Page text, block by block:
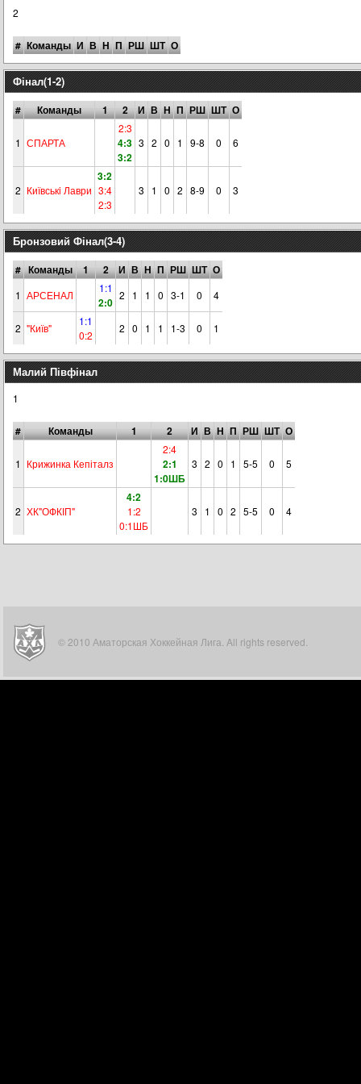
2
# Команды И В Н П РШ ШТ О
Фінал(1-2)
# Команды 1 2 И В Н П РШ ШТ О
1 СПАРТА
2:3
4:3
3:2
3 2 0 1 9-8 0 6
2 Київськi Лаври
3:2
3:4
2:3
3 1 0 2 8-9 0 3
Бронзовий Фінал(3-4)
# Команды 1 2 И В Н П РШ ШТ О
1 АРСЕНАЛ
1:1
2:0
2 1 1 0 3-1 0 4
2 "Київ"
1:1
0:2
2 0 1 1 1-3 0 1
Малий Півфінал
1
# Команды 1 2 И В Н П РШ ШТ О
1 Крижинка Кепіталз
2:4
2:1
1:0ШБ
3 2 0 1 5-5 0 5
2 ХК"ОФКІП"
4:2
1:2
0:1ШБ
3 1 0 2 5-5 0 4
© 2010 Аматорская Хоккейная Лига. All rights reserved.